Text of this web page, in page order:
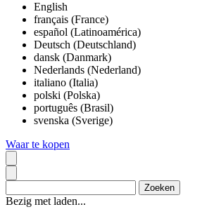
English
français (France)
español (Latinoamérica)
Deutsch (Deutschland)
dansk (Danmark)
Nederlands (Nederland)
italiano (Italia)
polski (Polska)
português (Brasil)
svenska (Sverige)
Waar te kopen
Bezig met laden...